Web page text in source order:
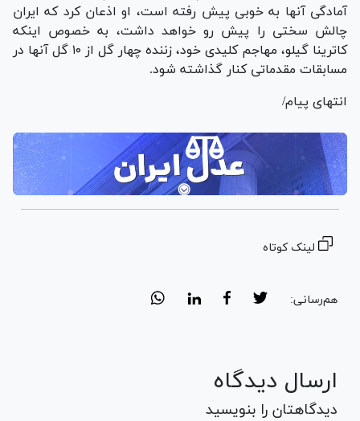
آمادگی آنها به خوبی پیش رفته است، او اذعان کرد که ایران
چالش سختی را پیش رو خواهد داشت، به خصوص اینکه
کاترینا گیلو، مهاجم کلیدی خود، زننده چهار گل از ۱۰ گل آنها در
مسابقات مقدماتی کنار گذاشته شود.
انتهای پیام/
لینک کوتاه
هم‌رسانی:
ارسال دیدگاه
دیدگاهتان را بنویسید